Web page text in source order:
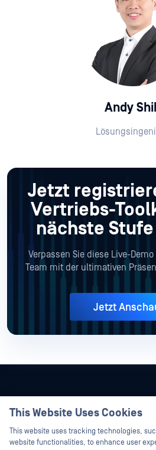
Andy
Jetzt
Vertriebs-
nächste
Verpassen Sie diese Live-
Team mit der ultimativen
Jetzt
This Website Uses Cookies
This website uses tracking technologies,
website functionalities, to enhance user
Hey there!
I'm Ozzy, your